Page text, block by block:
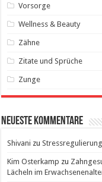
Vorsorge
Wellness & Beauty
Zähne
Zitate und Sprüche
Zunge
Neueste Kommentare
Shivani zu
Kim Osterkamp zu
Lächeln im